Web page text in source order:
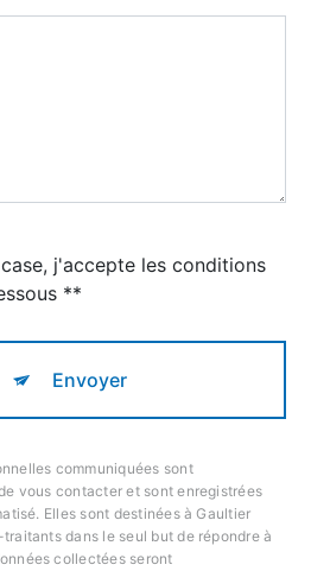
j'accepte les conditions
**
Envoyer
communiquées sont
vous contacter et sont enregistrées
Elles sont destinées à Gaultier
dans le seul but de répondre à
collectées seront